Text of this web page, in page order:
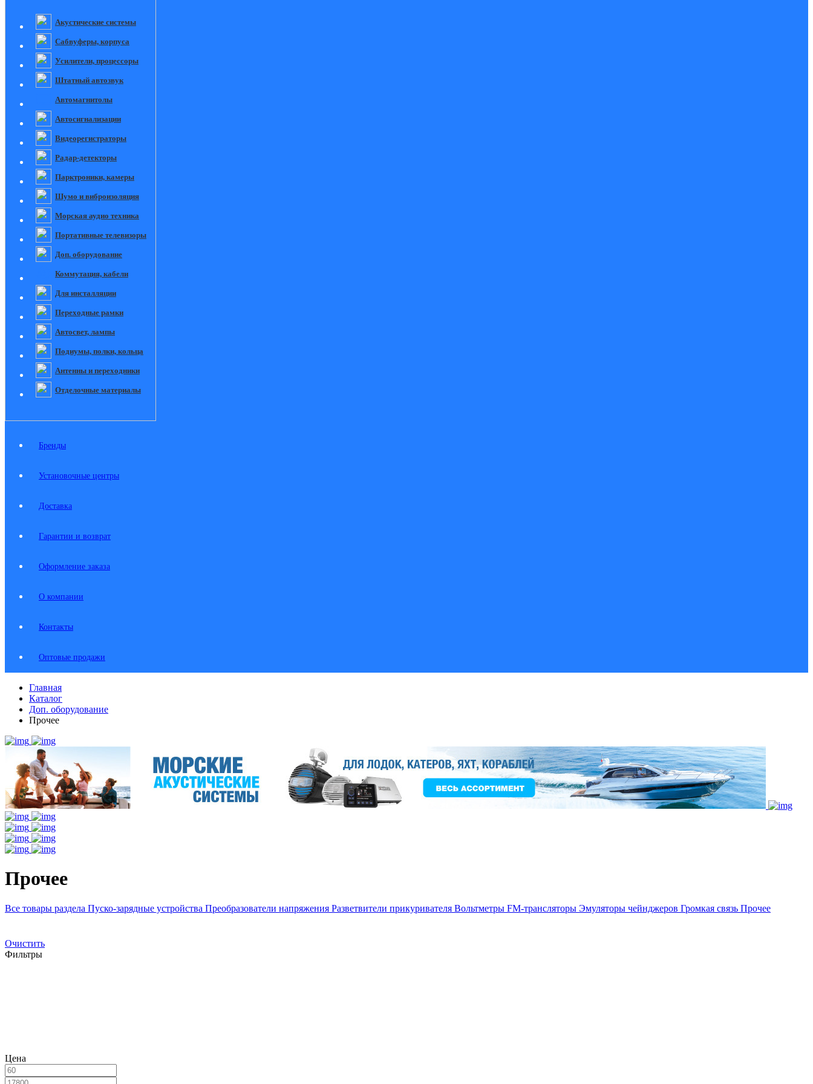
Акустические системы
Сабвуферы, корпуса
Усилители, процессоры
Штатный автозвук
Автомагнитолы
Автосигнализации
Видеорегистраторы
Радар-детекторы
Парктроники, камеры
Шумо и виброизоляция
Морская аудио техника
Портативные телевизоры
Доп. оборудование
Коммутация, кабели
Для инсталляции
Переходные рамки
Автосвет, лампы
Подиумы, полки, кольца
Антенны и переходники
Отделочные материалы
Бренды
Установочные центры
Доставка
Гарантии и возврат
Оформление заказа
О компании
Контакты
Оптовые продажи
Главная
Каталог
Доп. оборудование
Прочее
Прочее
Все товары раздела Пуско-зарядные устройства Преобразователи напряжения Разветвители прикуривателя Вольтметры FM-трансляторы Эмуляторы чейнджеров Громкая связь Прочее
Очистить
Фильтры
Цена